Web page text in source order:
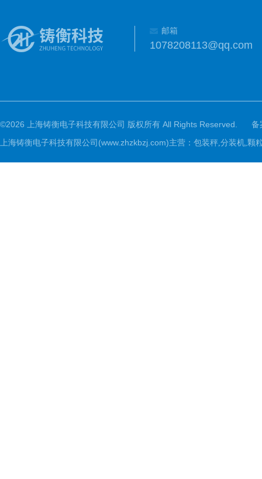
邮箱
1078208113@qq.com
©2026 上海铸衡电子科技有限公司 版权所有 All Rights Reserved.
备
上海铸衡电子科技有限公司(www.zhzkbzj.com)主营： 包装秤,分装机,颗